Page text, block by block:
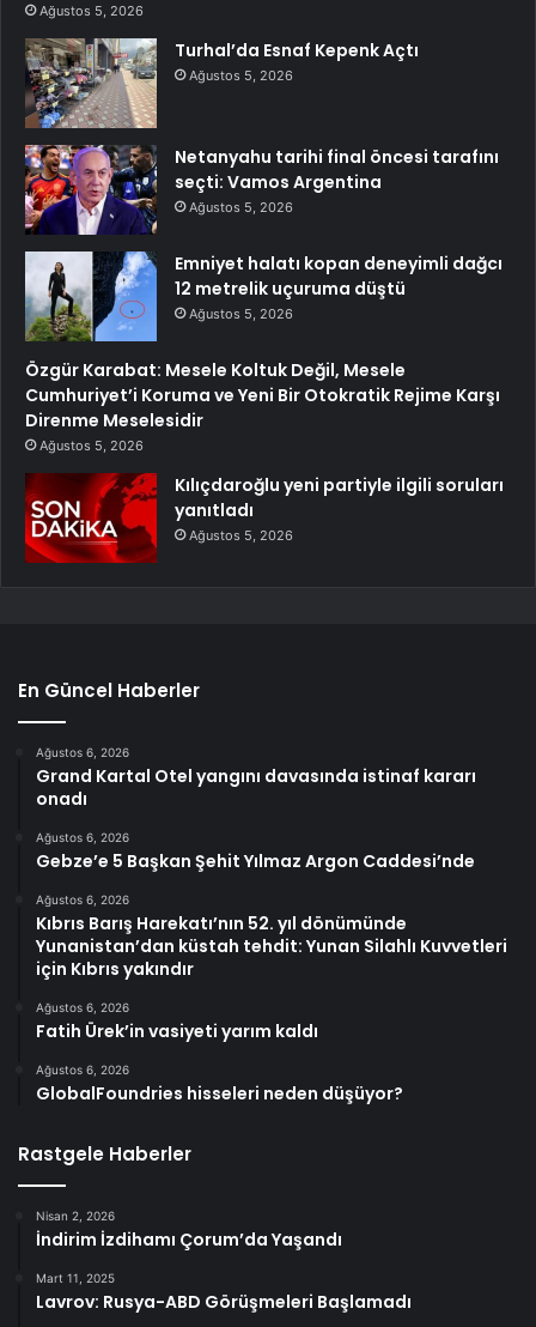
Ağustos 5, 2026
Turhal’da Esnaf Kepenk Açtı
Ağustos 5, 2026
Netanyahu tarihi final öncesi tarafını
seçti: Vamos Argentina
Ağustos 5, 2026
Emniyet halatı kopan deneyimli dağcı
12 metrelik uçuruma düştü
Ağustos 5, 2026
Özgür Karabat: Mesele Koltuk Değil, Mesele
Cumhuriyet’i Koruma ve Yeni Bir Otokratik Rejime Karşı
Direnme Meselesidir
Ağustos 5, 2026
Kılıçdaroğlu yeni partiyle ilgili soruları
yanıtladı
Ağustos 5, 2026
En Güncel Haberler
Ağustos 6, 2026
Grand Kartal Otel yangını davasında istinaf kararı
onadı
Ağustos 6, 2026
Gebze’e 5 Başkan Şehit Yılmaz Argon Caddesi’nde
Ağustos 6, 2026
Kıbrıs Barış Harekatı’nın 52. yıl dönümünde
Yunanistan’dan küstah tehdit: Yunan Silahlı Kuvvetleri
için Kıbrıs yakındır
Ağustos 6, 2026
Fatih Ürek’in vasiyeti yarım kaldı
Ağustos 6, 2026
GlobalFoundries hisseleri neden düşüyor?
Rastgele Haberler
Nisan 2, 2026
İndirim İzdihamı Çorum’da Yaşandı
Mart 11, 2025
Lavrov: Rusya-ABD Görüşmeleri Başlamadı